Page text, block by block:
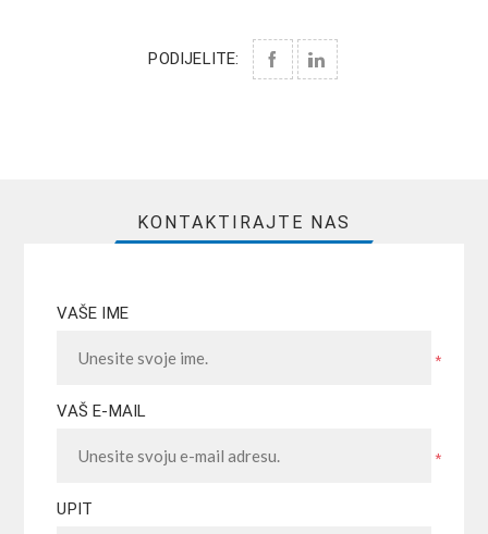
PODIJELITE:
KONTAKTIRAJTE NAS
VAŠE IME
*
VAŠ E-MAIL
*
UPIT